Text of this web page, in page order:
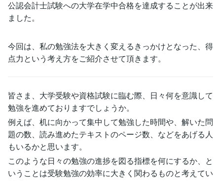
公認会計士試験への大学在学中合格を達成することが出来
ました。
今回は、私の勉強法を大きく変えるきっかけとなった、得
点力という考え方をご紹介させて頂きます。
皆さま、大学受験や資格試験に臨む際、日々何を意識して
勉強を進めておりますでしょうか。
例えば、机に向かって集中して勉強した時間や、解いた問
題の数、読み進めたテキストのページ数、などをあげる人
もいるかと思います。
このような日々の勉強の進捗を図る指標を何にするか、と
いうことは受験勉強の効率に大きく関わるものと考えてい